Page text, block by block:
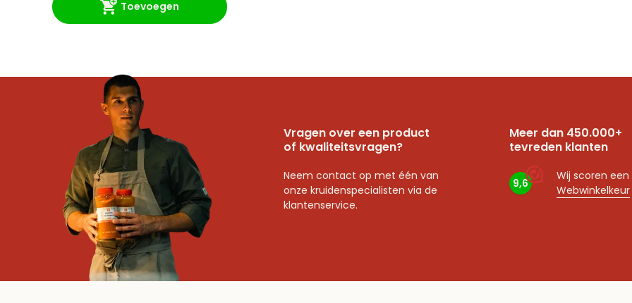
Toevoegen
Vragen over een product
of kwaliteitsvragen?
Neem contact op met één van
onze kruidenspecialisten via de
klantenservice.
Meer dan 450.000+
tevreden klanten
9,6
Wij scoren een
Webwinkelkeur